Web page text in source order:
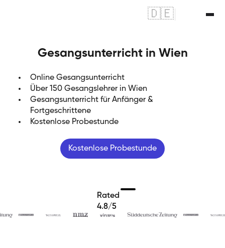
🇩🇪
Gesangsunterricht in Wien
Online Gesangsunterricht
Über 150 Gesangslehrer in Wien
Gesangsunterricht für Anfänger &
Fortgeschrittene
Kostenlose Probestunde
Kostenlose Probestunde
Rated
4.8/5